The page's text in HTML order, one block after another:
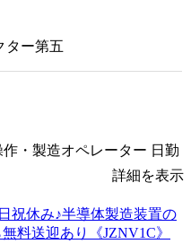
ター第五
・製造オペレーター 日勤
詳細を表示